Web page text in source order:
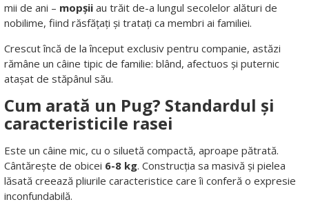
mii de ani – mopșii au trăit de-a lungul secolelor alături de
nobilime, fiind răsfățați și tratați ca membri ai familiei.
Crescut încă de la început exclusiv pentru companie, astăzi
rămâne un câine tipic de familie: blând, afectuos și puternic
atașat de stăpânul său.
Cum arată un Pug? Standardul și
caracteristicile rasei
Este un câine mic, cu o siluetă compactă, aproape pătrată.
Cântărește de obicei 6-8 kg. Construcția sa masivă și pielea
lăsată creează pliurile caracteristice care îi conferă o expresie
inconfundabilă.